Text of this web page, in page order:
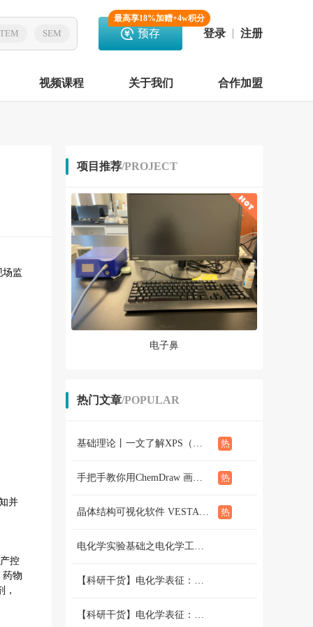
TEM SEM
最高享18%加赠+4w积分
预存 登录 注册
视频课程 关于我们 合作加盟
场监
并
控
药物
项目推荐/PROJECT
电子鼻
热门文章/POPULAR
基础理论丨一文了解XPS（概念、定性定量分析、分析方法、谱线结构）
手把手教你用ChemDraw 画化学结构式：基础篇
晶体结构可视化软件 VESTA使用教程（下篇）
电化学实验基础之电化学工作站篇 （二）三电极和两电极体系的搭建 和测试
【科研干货】电化学表征：循环伏安法详解（上）
【科研干货】电化学表征：循环伏安法详解（下）